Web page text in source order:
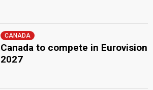
CANADA
Canada to compete in Eurovision
2027